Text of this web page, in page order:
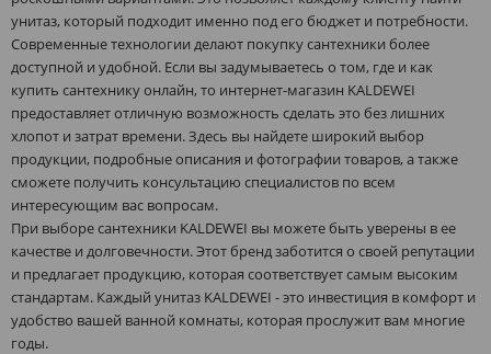
унитаз, который подходит именно под его бюджет и потребности.
Современные технологии делают покупку сантехники более
доступной и удобной. Если вы задумываетесь о том, где и как
купить сантехнику онлайн, то интернет-магазин KALDEWEI
предоставляет отличную возможность сделать это без лишних
хлопот и затрат времени. Здесь вы найдете широкий выбор
продукции, подробные описания и фотографии товаров, а также
сможете получить консультацию специалистов по всем
интересующим вас вопросам.
При выборе сантехники KALDEWEI вы можете быть уверены в ее
качестве и долговечности. Этот бренд заботится о своей репутации
и предлагает продукцию, которая соответствует самым высоким
стандартам. Каждый унитаз KALDEWEI - это инвестиция в комфорт и
удобство вашей ванной комнаты, которая прослужит вам многие
годы.